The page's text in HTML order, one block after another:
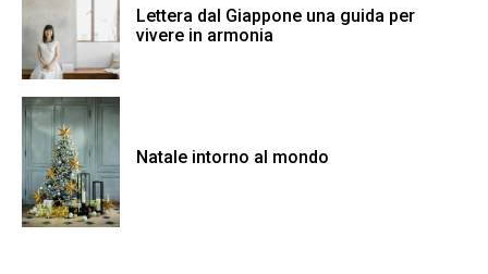
Lettera dal Giappone una guida per
vivere in armonia
Natale intorno al mondo